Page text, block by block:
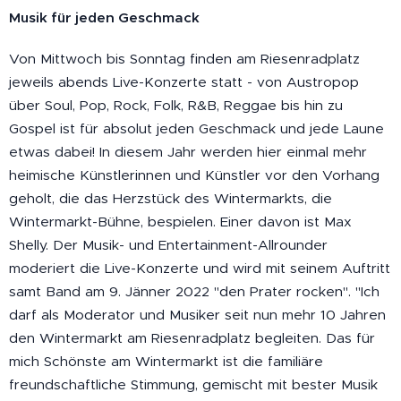
Musik für jeden Geschmack
Von Mittwoch bis Sonntag finden am Riesenradplatz
jeweils abends Live-Konzerte statt - von Austropop
über Soul, Pop, Rock, Folk, R&B, Reggae bis hin zu
Gospel ist für absolut jeden Geschmack und jede Laune
etwas dabei! In diesem Jahr werden hier einmal mehr
heimische Künstlerinnen und Künstler vor den Vorhang
geholt, die das Herzstück des Wintermarkts, die
Wintermarkt-Bühne, bespielen. Einer davon ist Max
Shelly. Der Musik- und Entertainment-Allrounder
moderiert die Live-Konzerte und wird mit seinem Auftritt
samt Band am 9. Jänner 2022 "den Prater rocken". "Ich
darf als Moderator und Musiker seit nun mehr 10 Jahren
den Wintermarkt am Riesenradplatz begleiten. Das für
mich Schönste am Wintermarkt ist die familiäre
freundschaftliche Stimmung, gemischt mit bester Musik